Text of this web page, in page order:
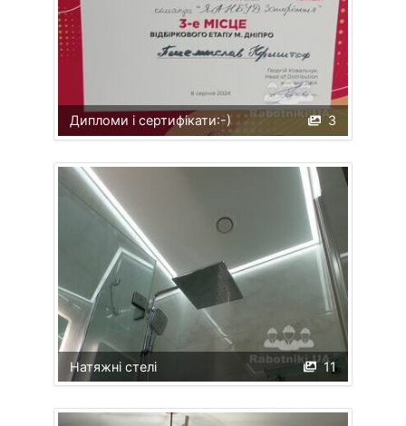
3
Дипломи і сертифікати:-)
11
Натяжні стелі